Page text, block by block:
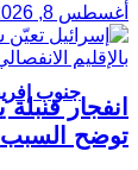
جنوب
أغسطس 8, 2026
انفجار
توضح السبب